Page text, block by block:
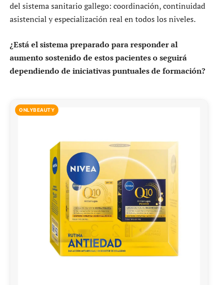
del sistema sanitario gallego: coordinación, continuidad
asistencial y especialización real en todos los niveles.
¿Está el sistema preparado para responder al
aumento sostenido de estos pacientes o seguirá
dependiendo de iniciativas puntuales de formación?
ONLYBEAUTY